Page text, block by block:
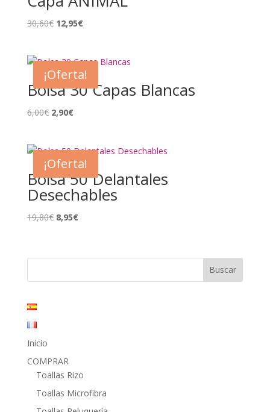
30,60€ El
era:
30,60€.
12,95€El
es:
12,95€.
¡Oferta!
Bolsa 30 Capas Blancas
6,00€ El
era:
6,00€.
2,90€El
es:
2,90€.
¡Oferta!
Bolsa 50 Delantales
Desechables
19,80€ El
era:
8,95€El
es:
Inicio
COMPRAR
Toallas Rizo
Toallas Microfibra